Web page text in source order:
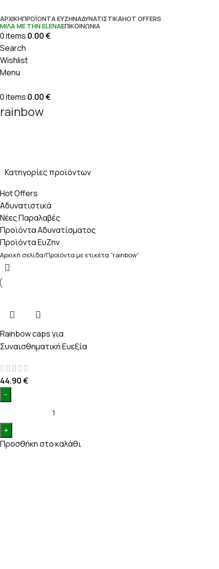
ΑΡΧΙΚΉΠΡΟΪΌΝΤΑ ΕΥΖΗΝΑΔΥΝΑΤΙΣΤΙΚΆHOT OFFERS
ΜΊΛΑ ΜΕ ΤΗΝ ΕLENΑΕΠΙΚΟΙΝΩΝΊΑ
0items 0.00€
Search
Wishlist
Menu
0items 0.00€
rainbow
Κατηγορίες προϊόντων
Hot Offers
Αδυνατιστικά
Νέες Παραλαβές
Προϊόντα Αδυνατίσματος
Προϊόντα ΕυΖην
Αρχική σελίδα Προϊόντα με ετικέτα “rainbow”
Rainbow capsγια
Συναισθηματική Ευεξία
44.90€
Προσθήκη στο καλάθι